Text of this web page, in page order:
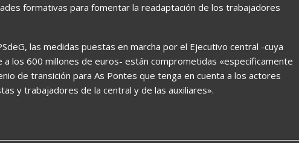
formativas para fomentar la readaptación de los trabajadores
las medidas puestas en marcha por el Ejecutivo central -cuya
a los 600 millones de euros- están comprometidas «específicamente
de transición para As Pontes que tenga en cuenta a los actores
y trabajadores de la central y de las auxiliares».